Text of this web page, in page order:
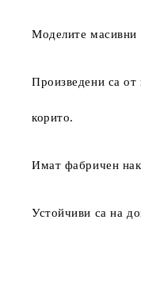
Моделите масивни
Произведени са
корито.
Имат фабричен
Устойчиви са на